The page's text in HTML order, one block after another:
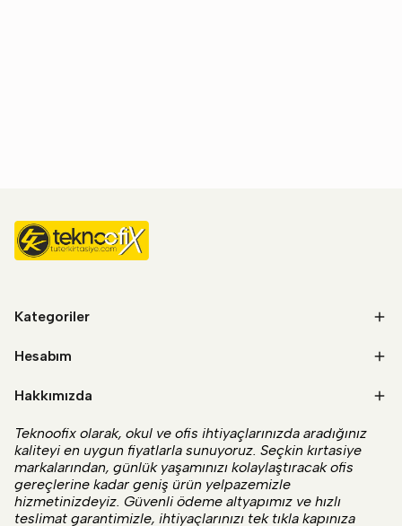
Kategoriler
Hesabım
Hakkımızda
Teknoofix olarak, okul ve ofis ihtiyaçlarınızda aradığınız
kaliteyi en uygun fiyatlarla sunuyoruz. Seçkin kırtasiye
markalarından, günlük yaşamınızı kolaylaştıracak ofis
gereçlerine kadar geniş ürün yelpazemizle
hizmetinizdeyiz. Güvenli ödeme altyapımız ve hızlı
teslimat garantimizle, ihtiyaçlarınızı tek tıkla kapınıza